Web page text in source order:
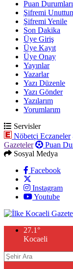
Puan Durumları
Şifremi
Şifremi Yenile
Son Dakika
Üye Giriş
Üye Kayıt
Üye Onay
Yayınlar
Yazarlar
Yazı Düzenle
Yazı Gönder
Yazılarım
Yorumlarım
Servisler
Nöbetçi Eczaneler
Gazeteler
Puan
Sosyal Medya
Facebook
Instagram
Youtube
27.1°
Kocaeli